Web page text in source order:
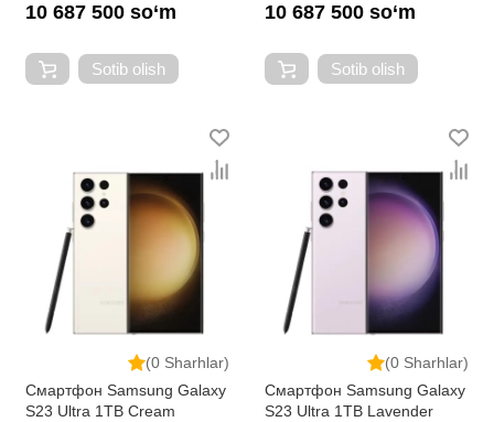
10 687 500 so‘m
Sotib olish
10 687 500 so‘m
Sotib olish
(0 Sharhlar)
Смартфон Samsung Galaxy
S23 Ultra 1TB Cream
(0 Sharhlar)
Смартфон Samsung Galaxy
S23 Ultra 1TB Lavender